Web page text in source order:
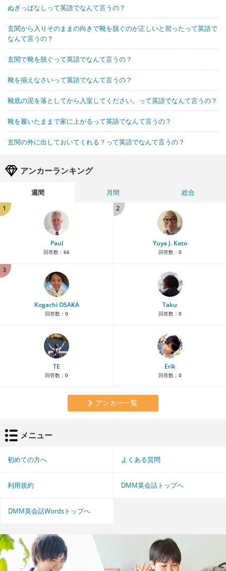
ぬぎっぱなしって英語でなんて言うの？
玄関から入りそのままの向きで靴を脱ぐのが正しいと習ったって英語で
なんて言うの？
玄関で靴を脱ぐって英語でなんて言うの？
靴を揃えなさいって英語でなんて言うの？
靴底の泥を落としてから入室してください。って英語でなんて言うの？
靴を履いたままで家に上がるって英語でなんて言うの？
玄関の外に出しておいてくれる？って英語でなんて言うの？
アンカーランキング
週間 月間
総合
1
Paul
回答数： 66
2
Yuya J. Kato
回答数： 0
3
Kogachi OSAKA
回答数： 0
Taku
回答数： 0
TE
回答数： 0
Erik
回答数： 0
アンカー一覧
メニュー
初めての方へ よくある質問
利用規約 DMM英会話トップへ
DMM英会話Wordsトップへ